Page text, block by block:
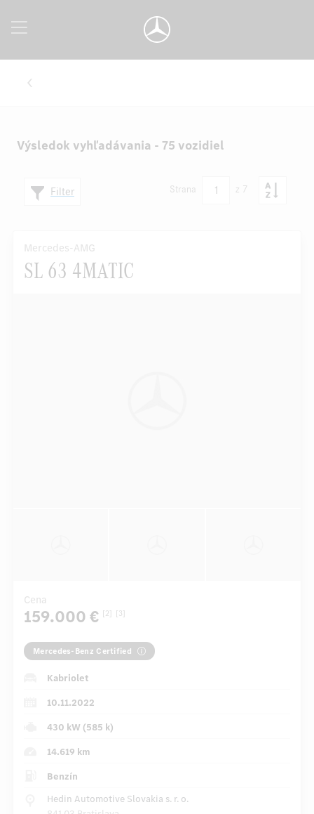
Výsledok vyhľadávania - 75 vozidiel
Filter Strana 1 z 7
Mercedes-AMG
SL 63 4MATIC
Cena
159.000 € [2] [3]
Mercedes-Benz Certified
Kabriolet
10.11.2022
430 kW (585 k)
14.619 km
Benzín
Hedin Automotive Slovakia s. r. o.